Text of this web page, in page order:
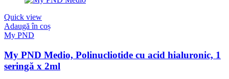
Quick view
Adaugă în coș
My PND
My PND Medio, Polinucliotide cu acid hialuronic, 1
seringă x 2ml